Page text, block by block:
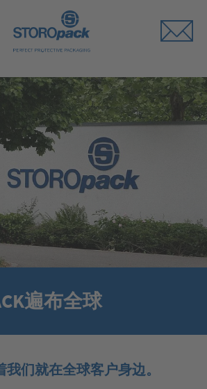
遍布全球
们就在全球客户身边。